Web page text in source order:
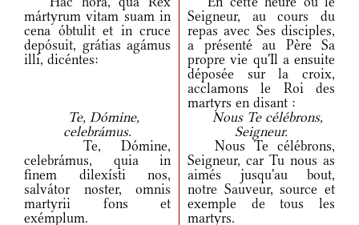
mártyrum vitam suam in
cena óbtulit et in cruce
depósuit, grátias agámus
illi, dicéntes:
Seigneur, au cours du
repas avec Ses disciples,
a présenté au Père Sa
propre vie qu'Il a ensuite
déposée sur la croix,
acclamons le Roi des
martyrs en disant :
Te, Dómine,
celebrámus.
Nous Te célébrons,
Seigneur.
Te, Dómine,
celebrámus, quia in
finem dilexísti nos,
salvátor noster, omnis
martyrii fons et
exémplum.
Nous Te célébrons,
Seigneur, car Tu nous as
aimés jusqu'au bout,
notre Sauveur, source et
exemple de tous les
martyrs.